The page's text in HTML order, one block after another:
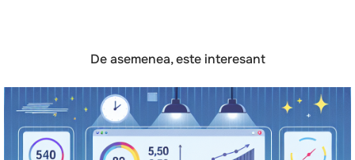
De asemenea, este interesant